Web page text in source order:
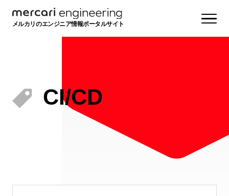
メルカリのエンジニア情報ポータルサイト
CI/CD